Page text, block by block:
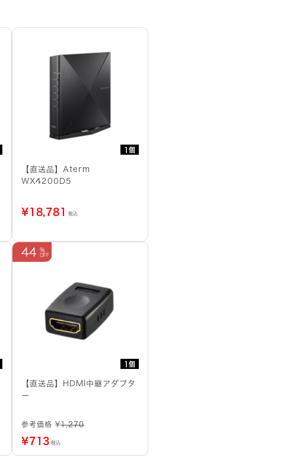
1個
【直送品】Aterm
WX4200D5
¥18,781 税込
1個
44
【直送品】HDMI中継アダプタ
ー
参考価格 ¥1,270
¥713 税込